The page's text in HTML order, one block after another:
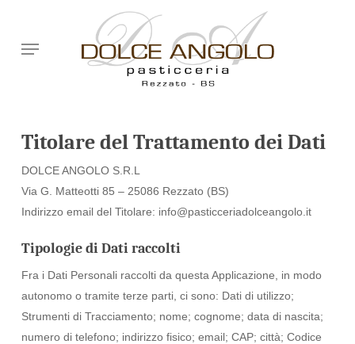
main
Menu
Titolare del Trattamento dei Dati
DOLCE ANGOLO S.R.L
Via G. Matteotti 85 – 25086 Rezzato (BS)
Indirizzo email del Titolare: info@pasticceriadolceangolo.it
Tipologie di Dati raccolti
Fra i Dati Personali raccolti da questa Applicazione, in modo
autonomo o tramite terze parti, ci sono: Dati di utilizzo;
Strumenti di Tracciamento; nome; cognome; data di nascita;
numero di telefono; indirizzo fisico; email; CAP; città; Codice